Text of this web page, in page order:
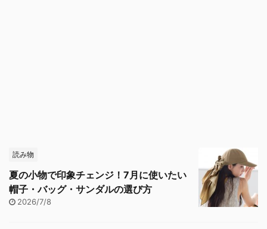
読み物
夏の小物で印象チェンジ！7月に使いたい
帽子・バッグ・サンダルの選び方
2026/7/8